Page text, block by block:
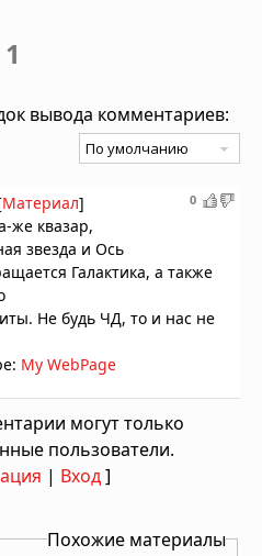
1
вывода комментариев:
0
Материал]
же квазар,
звезда и Ось
Галактика, а также
Не будь ЧД, то и нас не
My WebPage
могут только
пользователи.
| Вход]
Похожие материалы